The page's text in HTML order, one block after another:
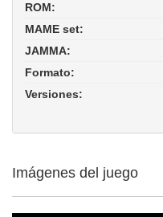
ROM:
MAME set:
JAMMA:
Formato:
Versiones:
Imágenes del juego